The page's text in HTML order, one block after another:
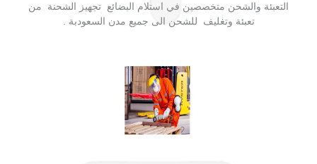
التعبئة والشحن متخصصين في استلام البضائع تجهيز الشحنة من
تعبئة وتغليف للشحن الى جميع مدن السعودبة .